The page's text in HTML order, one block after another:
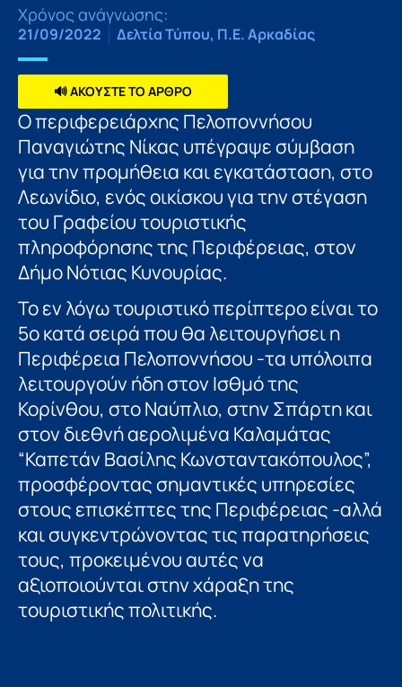
Χρόνος ανάγνωσης:
21/09/2022 Δελτία Τύπου, Π.Ε. Αρκαδίας
🔊 ΑΚΟΥΣΤΕ ΤΟ ΑΡΘΡΟ
Ο περιφερειάρχης Πελοποννήσου
Παναγιώτης Νίκας υπέγραψε σύμβαση
για την προμήθεια και εγκατάσταση, στο
Λεωνίδιο, ενός οικίσκου για την στέγαση
του Γραφείου τουριστικής
πληροφόρησης της Περιφέρειας, στον
Δήμο Νότιας Κυνουρίας.
Το εν λόγω τουριστικό περίπτερο είναι το
5ο κατά σειρά που θα λειτουργήσει η
Περιφέρεια Πελοποννήσου -τα υπόλοιπα
λειτουργούν ήδη στον Ισθμό της
Κορίνθου, στο Ναύπλιο, στην Σπάρτη και
στον διεθνή αερολιμένα Καλαμάτας
“Καπετάν Βασίλης Κωνσταντακόπουλος”,
προσφέροντας σημαντικές υπηρεσίες
στους επισκέπτες της Περιφέρειας -αλλά
και συγκεντρώνοντας τις παρατηρήσεις
τους, προκειμένου αυτές να
αξιοποιούνται στην χάραξη της
τουριστικής πολιτικής.